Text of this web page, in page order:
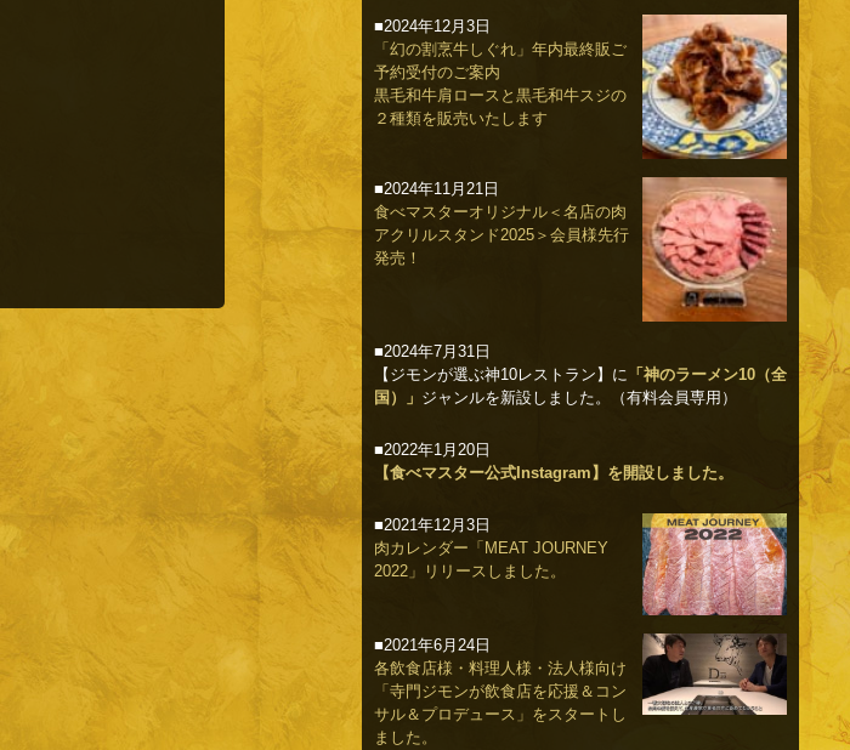
■2024年12月3日
「幻の割烹牛しぐれ」年内最終販ご
予約受付のご案内
黒毛和牛肩ロースと黒毛和牛スジの
２種類を販売いたします
■2024年11月21日
食べマスターオリジナル＜名店の肉
アクリルスタンド2025＞会員様先行
発売！
■2024年7月31日
【ジモンが選ぶ神10レストラン】に 「神のラーメン10（全
国）」 ジャンルを新設しました。（有料会員専用）
■2022年1月20日
【食べマスター公式Instagram】を開設しました。
■2021年12月3日
肉カレンダー「MEAT JOURNEY
2022」リリースしました。
■2021年6月24日
各飲食店様・料理人様・法人様向け
「寺門ジモンが飲食店を応援＆コン
サル＆プロデュース」をスタートし
ました。